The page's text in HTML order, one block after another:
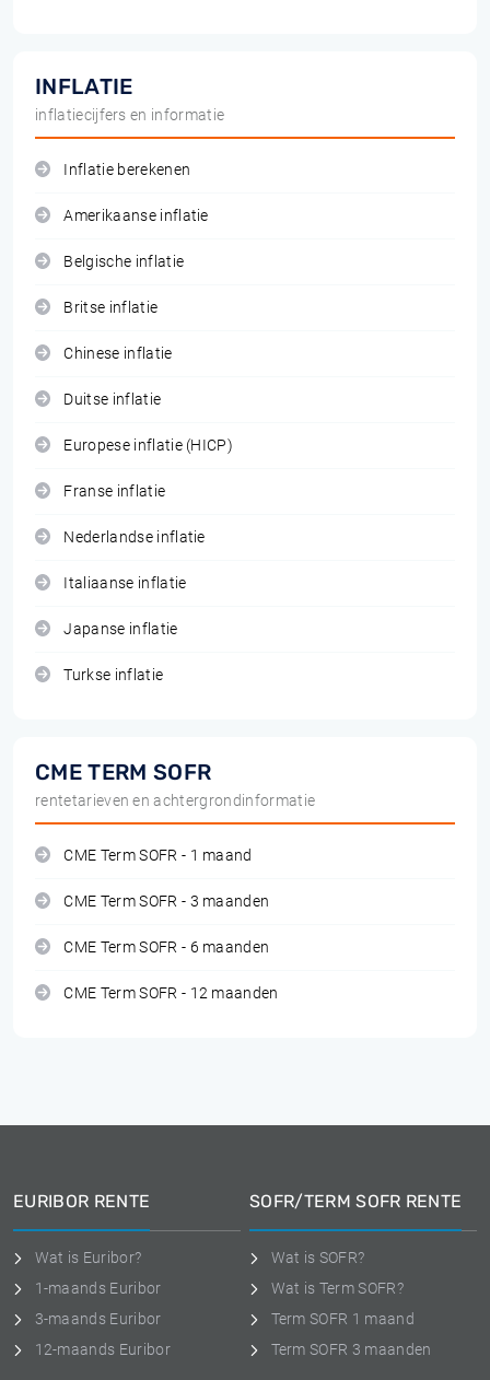
INFLATIE
inflatiecijfers en informatie
Inflatie berekenen
Amerikaanse inflatie
Belgische inflatie
Britse inflatie
Chinese inflatie
Duitse inflatie
Europese inflatie (HICP)
Franse inflatie
Nederlandse inflatie
Italiaanse inflatie
Japanse inflatie
Turkse inflatie
CME TERM SOFR
rentetarieven en achtergrondinformatie
CME Term SOFR - 1 maand
CME Term SOFR - 3 maanden
CME Term SOFR - 6 maanden
CME Term SOFR - 12 maanden
EURIBOR RENTE
Wat is Euribor?
1-maands Euribor
3-maands Euribor
12-maands Euribor
SOFR/TERM SOFR RENTE
Wat is SOFR?
Wat is Term SOFR?
Term SOFR 1 maand
Term SOFR 3 maanden